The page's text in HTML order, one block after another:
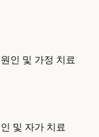
인 및 가정 치료
및 자가 치료